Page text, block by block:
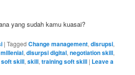
yang sudah kamu kuasai?
|Tagged Change management,disrupsi,
,disurpsi digital,negotiation skill,
skill,skill,training soft skill | Leave a